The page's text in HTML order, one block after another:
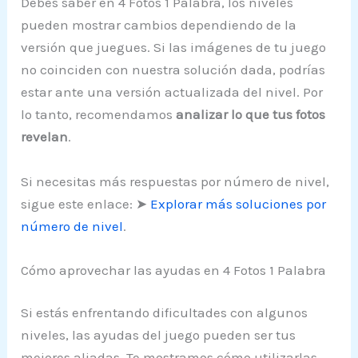
pueden mostrar cambios dependiendo de la
versión que juegues. Si las imágenes de tu juego
no coinciden con nuestra solución dada, podrías
estar ante una versión actualizada del nivel. Por
lo tanto, recomendamosanalizar lo que tus fotos
revelan.
Si necesitas más respuestas por número de nivel,
sigue este enlace: ➤ Explorar más soluciones por
número de nivel.
Cómo aprovechar las ayudas en 4 Fotos 1 Palabra
Si estás enfrentando dificultades con algunos
niveles, las ayudas del juego pueden ser tus